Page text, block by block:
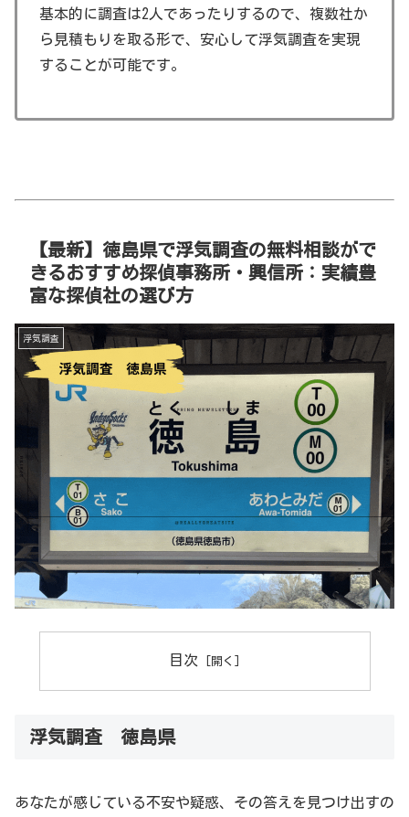
基本的に調査は2人であったりするので、複数社か
ら見積もりを取る形で、安心して浮気調査を実現
することが可能です。
【最新】徳島県で浮気調査の無料相談がで
きるおすすめ探偵事務所・興信所：実績豊
富な探偵社の選び方
浮気調査
目次
浮気調査 徳島県
あなたが感じている不安や疑惑、その答えを見つけ出すの